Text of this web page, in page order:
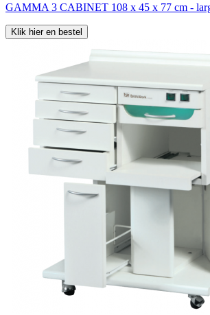
GAMMA 3 CABINET 108 x 45 x 77 cm -
Klik hier en bestel